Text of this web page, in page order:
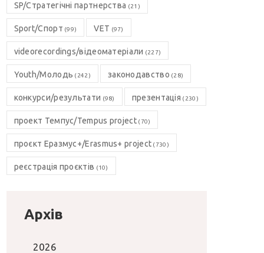
SP/Стратегічні партнерства (21)
Sport/Спорт (99) VET (97)
videorecordings/відеоматеріали (227)
Youth/Молодь (242) законодавство (28)
конкурси/результати (98) презентація (230)
проект Темпус/Tempus project(70)
проєкт Еразмус+/Erasmus+ project (730)
реєстрація проєктів (10)
Архів
2026